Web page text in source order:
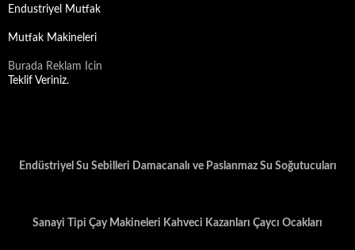
Endustriyel Mutfak
Mutfak Makineleri
Burada Reklam Icin
Teklif Veriniz.
Endüstriyel Su Sebilleri Damacanalı ve Paslanmaz Su Soğutucuları
Sanayi Tipi Çay Makineleri Kahveci Kazanları Çaycı Ocakları